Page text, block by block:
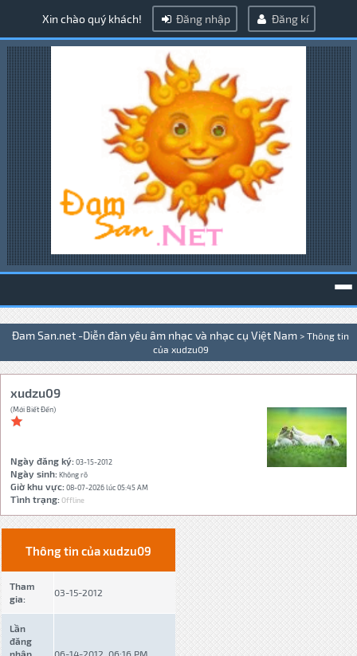
Xin chào quý khách! Đăng nhập Đăng kí
Đam San.net -Diễn đàn yêu âm nhạc và nhạc cụ Việt Nam > Thông tin
của xudzu09
xudzu09
(Mới Biết Đến)
Ngày đăng ký:03-15-2012
Ngày sinh: Không rõ
Giờ khu vực:08-07-2026 lúc 05:45 AM
Tình trạng:Offline
Thông tin của xudzu09
Tham
gia:
03-15-2012
Lần
đăng